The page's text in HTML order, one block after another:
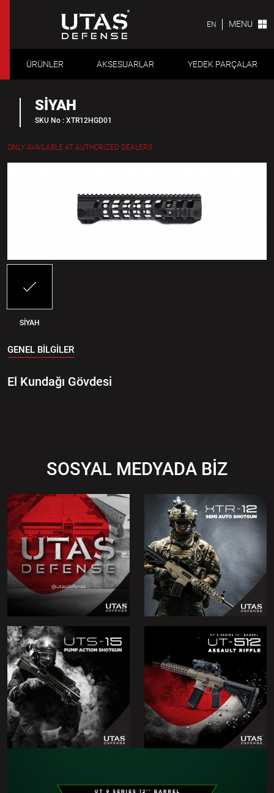
EN MENU
ÜRÜNLER AKSESUARLAR YEDEK PARÇALAR
SİYAH
SKU No : XTR12HGD01
ONLY AVAILABLE AT AUTHORIZED DEALERS
SİYAH
GENEL BİLGİLER
El Kundağı Gövdesi
SOSYAL MEDYADA BİZ